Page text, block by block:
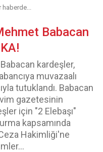
Babacan
kardeşler,
muvazaalı
tutuklandı. Babacan
gazetesinin
için "2 Elebaşı"
kapsamında
Hakimliği'ne